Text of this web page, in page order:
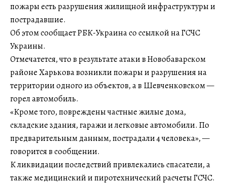
пожары есть разрушения жилищной инфраструктуры и
пострадавшие.
Об этом сообщает РБК-Украина со ссылкой на ГСЧС
Украины.
Отмечатется, что в результате атаки в Новобаварском
районе Харькова возникли пожары и разрушения на
территории одного из объектов, а в Шевченковском —
горел автомобиль.
«Кроме того, повреждены частные жилые дома,
складские здания, гаражи и легковые автомобили. По
предварительным данным, пострадали 4 человека», —
говорится в сообщении.
К ликвидации последствий привлекались спасатели, а
также медицинский и пиротехнический расчеты ГСЧС.